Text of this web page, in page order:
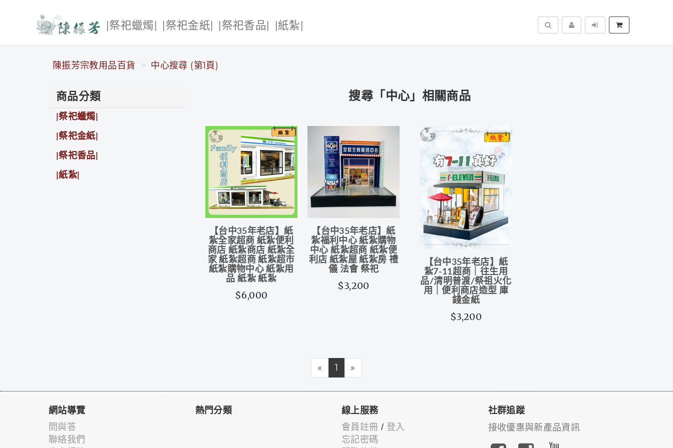
陳振芳宗教用品百貨
|祭祀蠟燭| |祭祀金紙| |祭祀香品| |紙紮| 搜尋
陳振芳宗教用品百貨 中心搜尋 (第1頁)
商品分類
|祭祀蠟燭|
|祭祀金紙|
|祭祀香品|
|紙紮|
搜尋「中心」相關商品
【台中35年老店】紙
紮全家超商 紙紮便利
商店 紙紮商店 紙紮全
家 紙紮超商 紙紮超市
紙紮購物中心 紙紮用
品 紙紮 紙紮
$6,000
【台中35年老店】紙
紮福利中心 紙紮購物
中心 紙紮超商 紙紮便
利店 紙紮屋 紙紮房 禮
儀 法會 祭祀
$3,200
【台中35年老店】紙
紮7-11超商｜往生用
品/清明普渡/祭祖火化
用｜便利商店造型 庫
錢金紙
$3,200
« 1 »
網站導覽
問與答
聯絡我們
熱門分類 線上服務
會員註冊 / 登入
忘記密碼
社群追蹤
接收優惠與新產品資訊